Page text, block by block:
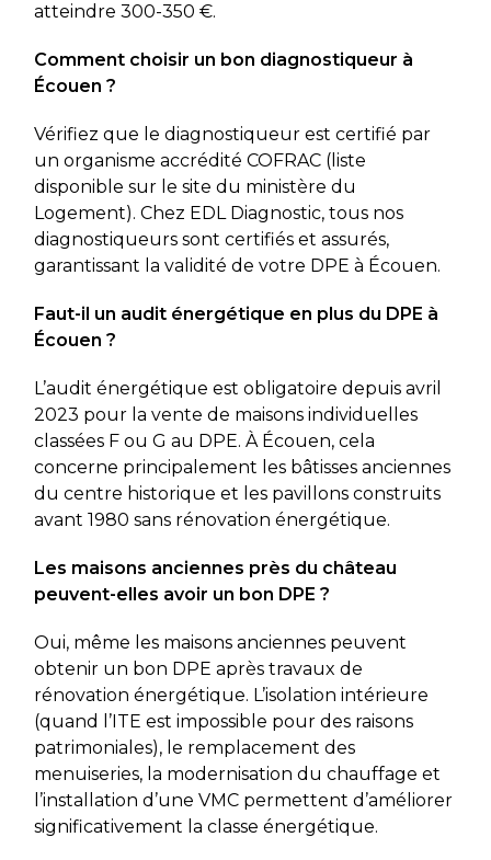
atteindre 300-350 €.
Comment choisir un bon diagnostiqueur à
Écouen ?
Vérifiez que le diagnostiqueur est certifié par
un organisme accrédité COFRAC (liste
disponible sur le site du ministère du
Logement). Chez EDL Diagnostic, tous nos
diagnostiqueurs sont certifiés et assurés,
garantissant la validité de votre DPE à Écouen.
Faut-il un audit énergétique en plus du DPE à
Écouen ?
L’audit énergétique est obligatoire depuis avril
2023 pour la vente de maisons individuelles
classées F ou G au DPE. À Écouen, cela
concerne principalement les bâtisses anciennes
du centre historique et les pavillons construits
avant 1980 sans rénovation énergétique.
Les maisons anciennes près du château
peuvent-elles avoir un bon DPE ?
Oui, même les maisons anciennes peuvent
obtenir un bon DPE après travaux de
rénovation énergétique. L’isolation intérieure
(quand l’ITE est impossible pour des raisons
patrimoniales), le remplacement des
menuiseries, la modernisation du chauffage et
l’installation d’une VMC permettent d’améliorer
significativement la classe énergétique.